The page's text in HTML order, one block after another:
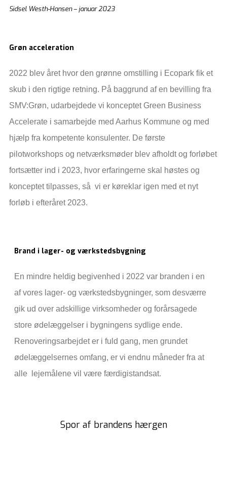
Sidsel Westh-Hansen – januar 2023
Grøn acceleration
2022 blev året hvor den grønne omstilling i Ecopark fik et
skub i den rigtige retning. På baggrund af en bevilling fra
SMV:Grøn, udarbejdede vi konceptet Green Business
Accelerate i samarbejde med Aarhus Kommune og med
hjælp fra kompetente konsulenter. De første
pilotworkshops og netværksmøder blev afholdt og forløbet
fortsætter ind i 2023, hvor erfaringerne skal høstes og
konceptet tilpasses, så vi er køreklar igen med et nyt
forløb i efteråret 2023.
Brand i lager- og værkstedsbygning
En mindre heldig begivenhed i 2022 var branden i en
af vores lager- og værkstedsbygninger, som desværre
gik ud over adskillige virksomheder og forårsagede
store ødelæggelser i bygningens sydlige ende.
Renoveringsarbejdet er i fuld gang, men grundet
ødelæggelsernes omfang, er vi endnu måneder fra at
alle lejemålene vil være færdigistandsat.
Spor af brandens hærgen